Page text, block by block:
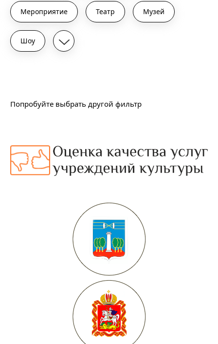
Мероприятие Театр Музей
Шоу
Попробуйте выбрать другой фильтр